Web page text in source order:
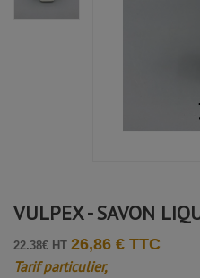
VULPEX - SAVON
22.38€ HT 26,86 € TTC
Tarif particulier,